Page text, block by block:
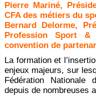
Pierre Mariné,
CFA des métiers du
Bernard Delorme,
Profession Sport
convention de
Laformation et
enjeux majeurs, sur
Fédération Nationale
depuis de nombreuses